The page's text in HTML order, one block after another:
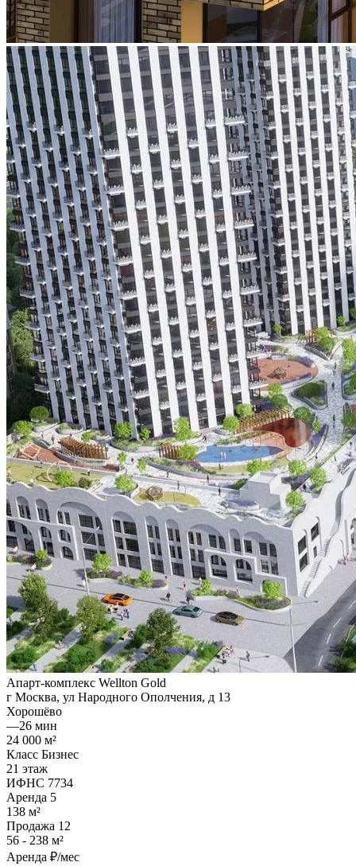
Апарт-комплекс Wellton Gold
г Москва, ул Народного Ополчения, д 13
Хорошёво
—26 мин
24 000 м²
Класс Бизнес
21 этаж
ИФНС 7734
Аренда 5
138 м²
Продажа 12
56 - 238 м²
Аренда ₽/мес